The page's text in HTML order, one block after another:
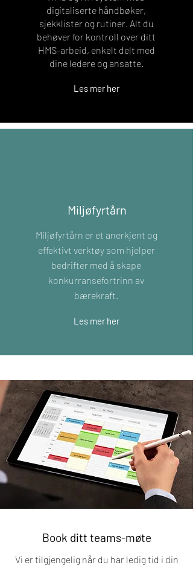
digitaliserte håndbøker,
sjekklister og rutiner. Alt du
behøver for kontroll over ditt
HMS-arbeid, enkelt delt med
dine ledere og ansatte.
Les mer her
Miljøfyrtårn
Miljøfyrtårn er et anerkjent og
effektivt verktøy som hjelper
bedrifter med å skape
konkurransefortrinn av
bærekraft.
Les mer her
Book ditt teams-møte
Vi er tilgjengelig når du har ledig tid i din